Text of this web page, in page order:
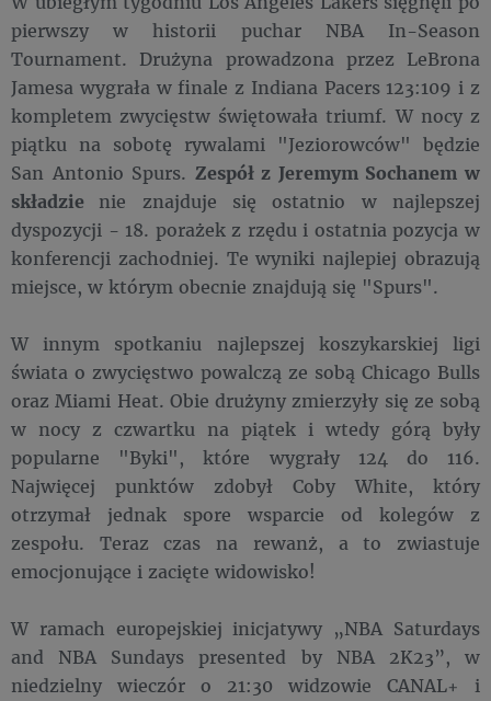
pierwszy w historii puchar NBA In-Season
Tournament. Drużyna prowadzona przez LeBrona
Jamesa wygrała w finale z Indiana Pacers 123:109 i z
kompletem zwycięstw świętowała triumf. W nocy z
piątku na sobotę rywalami "Jeziorowców" będzie
San Antonio Spurs. Zespół z Jeremym Sochanem w
składzie nie znajduje się ostatnio w najlepszej
dyspozycji - 18. porażek z rzędu i ostatnia pozycja w
konferencji zachodniej. Te wyniki najlepiej obrazują
miejsce, w którym obecnie znajdują się "Spurs".
W innym spotkaniu najlepszej koszykarskiej ligi
świata o zwycięstwo powalczą ze sobą Chicago Bulls
oraz Miami Heat. Obie drużyny zmierzyły się ze sobą
w nocy z czwartku na piątek i wtedy górą były
popularne "Byki", które wygrały 124 do 116.
Najwięcej punktów zdobył Coby White, który
otrzymał jednak spore wsparcie od kolegów z
zespołu. Teraz czas na rewanż, a to zwiastuje
emocjonujące i zacięte widowisko!
W ramach europejskiej inicjatywy „NBA Saturdays
and NBA Sundays presented by NBA 2K23”, w
niedzielny wieczór o 21:30 widzowie CANAL+ i